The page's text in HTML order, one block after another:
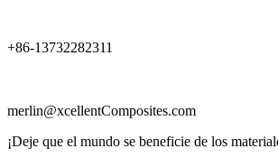
+86-13732282311
merlin@xcellentComposites.com
¡Deje que el mundo se beneficie de los